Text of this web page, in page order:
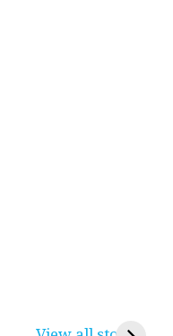
रामसा पीर, रुणेचा रा